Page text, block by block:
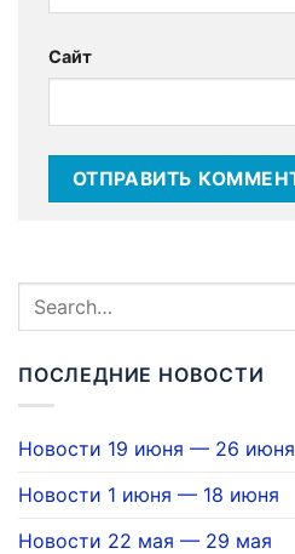
Сайт
ПОСЛЕДНИЕ НОВОСТИ
Новости 19 июня — 26 июня
Новости 1 июня — 18 июня
Новости 22 мая — 29 мая